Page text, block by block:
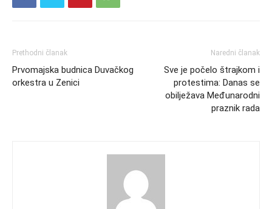
Prethodni članak
Prvomajska budnica Duvačkog
orkestra u Zenici
Naredni članak
Sve je počelo štrajkom i
protestima: Danas se
obilježava Međunarodni
praznik rada